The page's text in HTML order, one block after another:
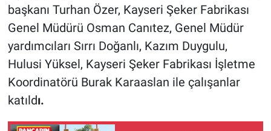
başkanı Turhan Özer, Kayseri Şeker Fabrikası
Genel Müdürü Osman Canıtez, Genel Müdür
yardımcıları Sırrı Doğanlı, Kazım Duygulu,
Hulusi Yüksel, Kayseri Şeker Fabrikası İşletme
Koordinatörü Burak Karaaslan ile çalışanlar
katıldı.